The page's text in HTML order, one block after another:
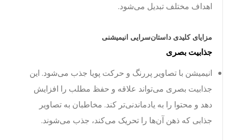
اهداف مختلف تبدیل می‌شود.
مزایای کلیدی داستان‌سرایی انیمیشنی
جذابیت بصری
انیمیشن با تصاویر پررنگ و حرکت پویا جذب می‌شود. این
جذابیت بصری می‌تواند علاقه و حفظ مطلب را افزایش
دهد و محتوا را به یادماندنی‌تر کند. مخاطبان به تصاویر
جذابی که ذهن آن‌ها را تحریک می‌کند، جذب می‌شوند.